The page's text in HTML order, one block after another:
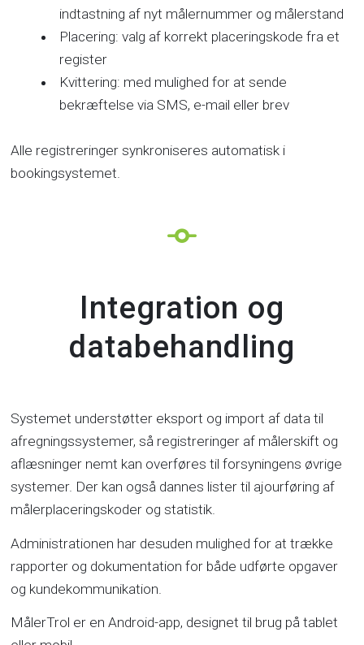
indtastning af nyt målernummer og målerstand
Placering: valg af korrekt placeringskode fra et
register
Kvittering: med mulighed for at sende
bekræftelse via SMS, e-mail eller brev
Alle registreringer synkroniseres automatisk i
bookingsystemet.
Integration og
databehandling
Systemet understøtter eksport og import af data til
afregningssystemer, så registreringer af målerskift og
aflæsninger nemt kan overføres til forsyningens øvrige
systemer. Der kan også dannes lister til ajourføring af
målerplaceringskoder og statistik.
Administrationen har desuden mulighed for at trække
rapporter og dokumentation for både udførte opgaver
og kundekommunikation.
MålerTrol er en Android-app, designet til brug på tablet